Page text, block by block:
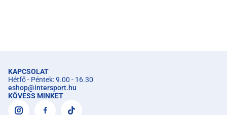
KAPCSOLAT
Hétfő - Péntek: 9.00 - 16.30
eshop@intersport.hu
KÖVESS MINKET